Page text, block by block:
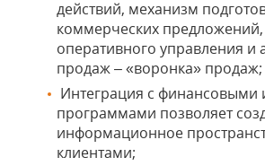
действий, механизм
коммерческих
оперативного управления и
продаж – «воронка» продаж;
Интеграция с финансовыми
программами позволяет
информационное
клиентами;